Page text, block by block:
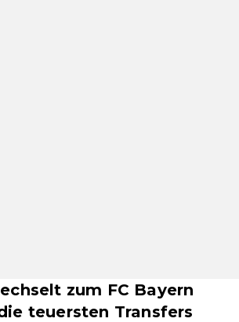
zum FC Bayern
teuersten Transfers